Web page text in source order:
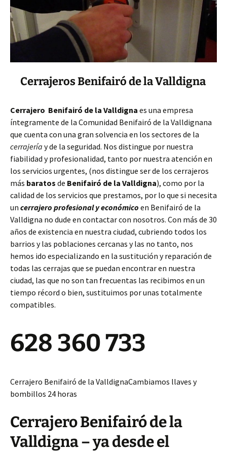
Cerrajeros Benifairó de la Valldigna
Cerrajero Benifairó de la Valldigna es una empresa
íntegramente de la Comunidad Benifairó de la Valldignana
que cuenta con una gran solvencia en los sectores de la
cerrajería y de la seguridad. Nos distingue por nuestra
fiabilidad y profesionalidad, tanto por nuestra atención en
los servicios urgentes, (nos distingue ser de los cerrajeros
más baratos de Benifairó de la Valldigna), como por la
calidad de los servicios que prestamos, por lo que si necesita
un cerrajero profesional y económico en Benifairó de la
Valldigna no dude en contactar con nosotros. Con más de 30
años de existencia en nuestra ciudad, cubriendo todos los
barrios y las poblaciones cercanas y las no tanto, nos
hemos ido especializando en la sustitución y reparación de
todas las cerrajas que se puedan encontrar en nuestra
ciudad, las que no son tan frecuentas las recibimos en un
tiempo récord o bien, sustituimos por unas totalmente
compatibles.
628 360 733
Cerrajero Benifairó de la ValldignaCambiamos llaves y
bombillos 24 horas
Cerrajero Benifairó de la
Valldigna – ya desde el